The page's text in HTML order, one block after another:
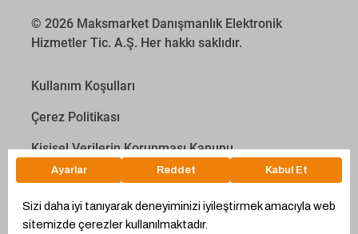
© 2026 Maksmarket Danışmanlık Elektronik
Hizmetler Tic. A.Ş. Her hakkı saklıdır.
Kullanım Koşulları
Çerez Politikası
Kişisel Verilerin Korunması Kanunu
İletişim Aydınlatma Metni
Proyakıt